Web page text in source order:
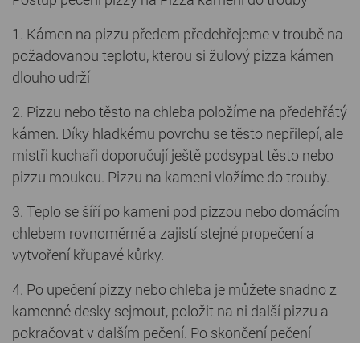
1. Kámen na pizzu předem předehřejeme v troubě na
požadovanou teplotu, kterou si žulový pizza kámen
dlouho udrží
2. Pizzu nebo těsto na chleba položíme na předehřátý
kámen. Díky hladkému povrchu se těsto nepřilepí, ale
mistři kuchaři doporučují ještě podsypat těsto nebo
pizzu moukou. Pizzu na kameni vložíme do trouby.
3. Teplo se šíří po kameni pod pizzou nebo domácím
chlebem rovnoměrně a zajistí stejné propečení a
vytvoření křupavé kůrky.
4. Po upečení pizzy nebo chleba je můžete snadno z
kamenné desky sejmout, položit na ni další pizzu a
pokračovat v dalším pečení. Po skončení pečení